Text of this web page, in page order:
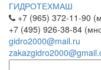
ГИДРОТЕХМАШ
+7 (965) 372-11-90
+7 (495) 926-38-84
gidro2000@mail.ru